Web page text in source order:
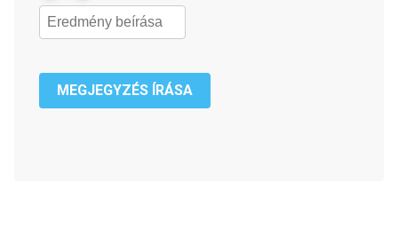
MEGJEGYZÉS ÍRÁSA